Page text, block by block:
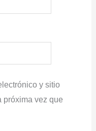
y sitio
próxima vez que